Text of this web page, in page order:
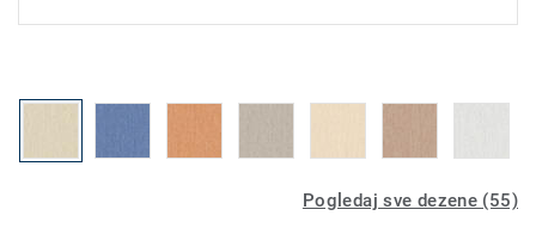
Pogledaj sve dezene (55)